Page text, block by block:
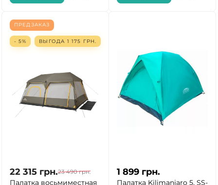
ПРЕДЗАКАЗ
- 5% ВЫГОДА 1 175 ГРН.
22 315 грн.23 490 грн.
Палатка восьмиместная
1 899 грн.
Палатка Kilimanjaro 5, SS-